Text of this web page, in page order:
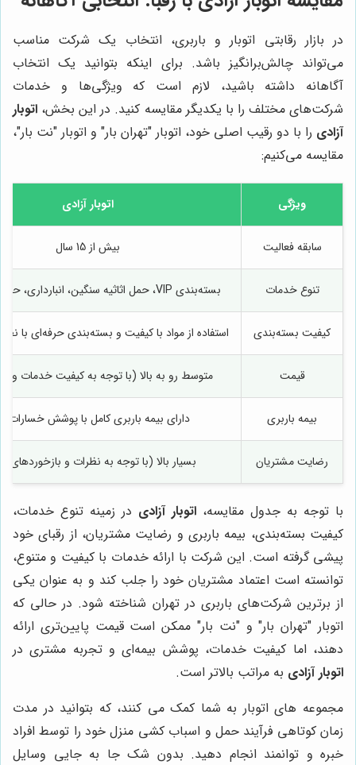
در بازار رقابتی اتوبار و باربری، انتخاب یک شرکت مناسب
می‌تواند چالش‌برانگیز باشد. برای اینکه بتوانید یک انتخاب
آگاهانه داشته باشید، لازم است که ویژگی‌ها و خدمات
شرکت‌های مختلف را با یکدیگر مقایسه کنید. در این بخش، اتوبار
آزادی را با دو رقیب اصلی خود، اتوبار "تهران بار" و اتوبار "نت بار"،
مقایسه می‌کنیم:
ویژگی اتوبار آزادی
سابقه فعالیت بیش از 15 سال
تنوع خدمات بسته‌بندی VIP، حمل اثاثیه سنگین، انبارداری، حمل بین‌المللی
کیفیت بسته‌بندی استفاده از مواد با کیفیت و بسته‌بندی حرفه‌ای با
قیمت متوسط رو به بالا (با توجه به کیفیت خدمات و
بیمه باربری دارای بیمه باربری کامل با پوشش خسارات
رضایت مشتریان بسیار بالا (با توجه به نظرات و بازخوردهای
با توجه به جدول مقایسه، اتوبار آزادی در زمینه تنوع خدمات،
کیفیت بسته‌بندی، بیمه باربری و رضایت مشتریان، از رقبای خود
پیشی گرفته است. این شرکت با ارائه خدمات با کیفیت و متنوع،
توانسته است اعتماد مشتریان خود را جلب کند و به عنوان یکی
از برترین شرکت‌های باربری در تهران شناخته شود. در حالی که
اتوبار "تهران بار" و "نت بار" ممکن است قیمت پایین‌تری ارائه
دهند، اما کیفیت خدمات، پوشش بیمه‌ای و تجربه مشتری در
اتوبار آزادی به مراتب بالاتر است.
مجموعه های اتوبار به شما کمک می کنند، که بتوانید در مدت
زمان کوتاهی فرآیند حمل و اسباب کشی منزل خود را توسط افراد
خبره و توانمند انجام دهید. بدون شک جا به جایی وسایل